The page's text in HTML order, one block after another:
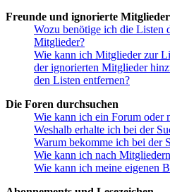
Freunde und ignorierte Mitglieder
Wozu benötige ich die Listen
Mitglieder?
Wie kann ich Mitglieder zur
der ignorierten Mitglieder
den Listen entfernen?
Die Foren durchsuchen
Wie kann ich ein Forum oder
Weshalb erhalte ich bei der
Warum bekomme ich bei der
Wie kann ich nach
Wie kann ich meine eigenen